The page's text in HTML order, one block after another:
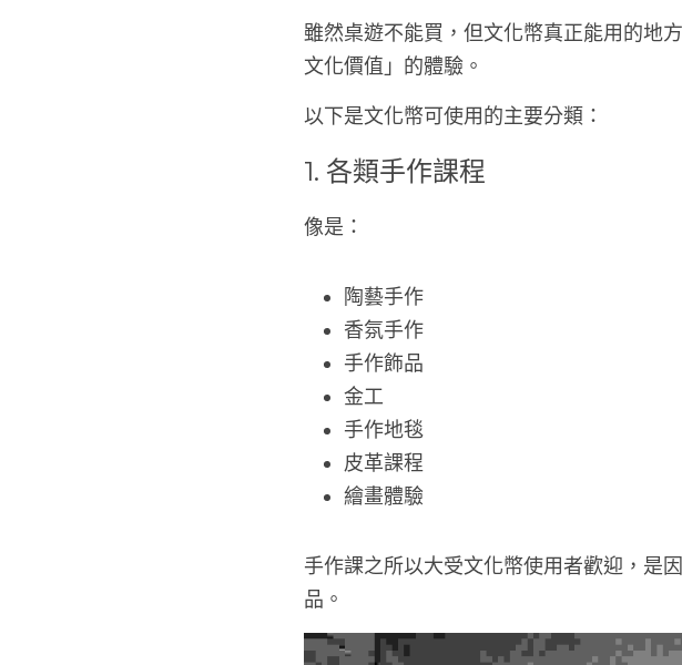
雖然桌遊不能買，但文化幣真正能用的地
文化價值」的體驗。
以下是文化幣可使用的主要分類：
1. 各類手作課程
像是：
陶藝手作
香氛手作
手作飾品
金工
手作地毯
皮革課程
繪畫體驗
手作課之所以大受文化幣使用者歡迎，是
品。